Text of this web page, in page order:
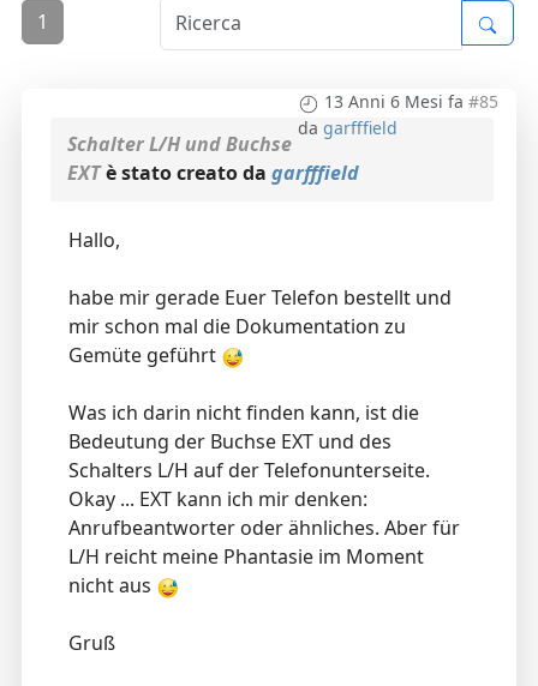
1
13 Anni 6 Mesi fa #85
dagarfffield
Schalter L/H und Buchse
EXTè stato creato da garfffield
Hallo,
habe mir gerade Euer Telefon bestellt und
mir schon mal die Dokumentation zu
Gemüte geführt
Was ich darin nicht finden kann, ist die
Bedeutung der Buchse EXT und des
Schalters L/H auf der Telefonunterseite.
Okay ... EXT kann ich mir denken:
Anrufbeantworter oder ähnliches. Aber für
L/H reicht meine Phantasie im Moment
nicht aus
Gruß